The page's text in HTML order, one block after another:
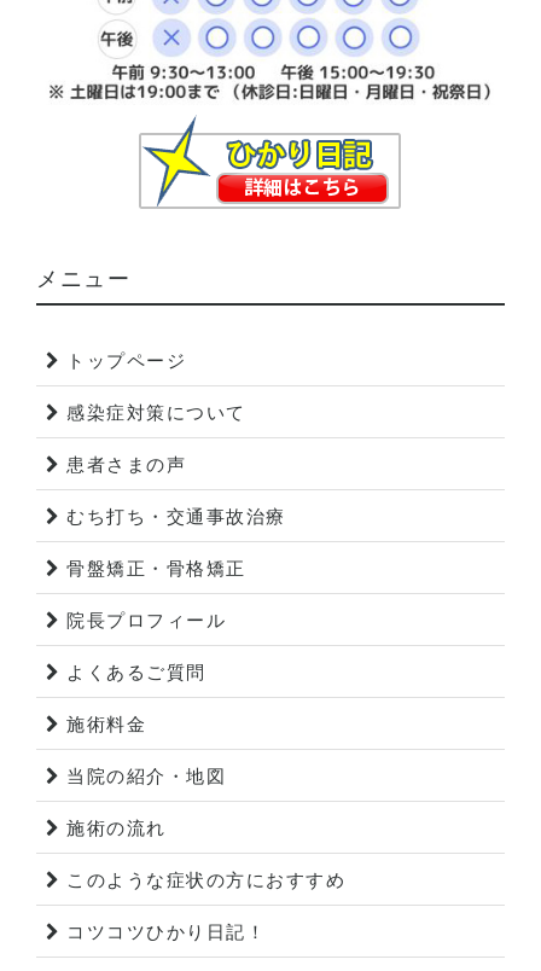
メニュー
トップページ
感染症対策について
患者さまの声
むち打ち・交通事故治療
骨盤矯正・骨格矯正
院長プロフィール
よくあるご質問
施術料金
当院の紹介・地図
施術の流れ
このような症状の方におすすめ
コツコツひかり日記！